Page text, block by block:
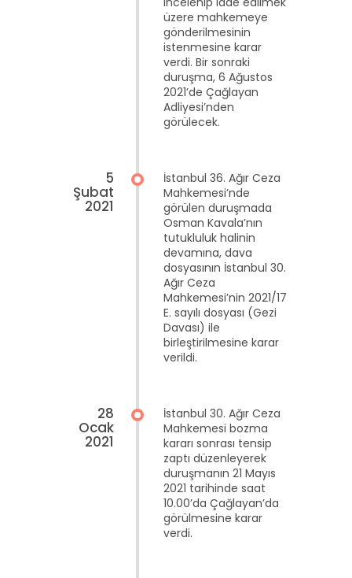
üzere mahkemeye
gönderilmesinin
istenmesine karar
verdi. Bir sonraki
duruşma, 6 Ağustos
2021’de Çağlayan
Adliyesi’nden
görülecek.
5
Şubat
2021
İstanbul 36. Ağır Ceza
Mahkemesi’nde
görülen duruşmada
Osman Kavala’nın
tutukluluk halinin
devamına, dava
dosyasının İstanbul 30.
Ağır Ceza
Mahkemesi’nin 2021/17
E. sayılı dosyası (Gezi
Davası) ile
birleştirilmesine karar
verildi.
28
Ocak
2021
İstanbul 30. Ağır Ceza
Mahkemesi bozma
kararı sonrası tensip
zaptı düzenleyerek
duruşmanın 21 Mayıs
2021 tarihinde saat
10.00’da Çağlayan’da
görülmesine karar
verdi.